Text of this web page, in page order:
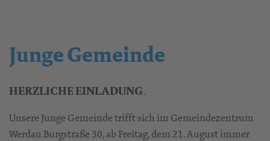
Junge Gemeinde
HERZLICHE EINLADUNG.
Unsere Junge Gemeinde trifft sich im Gemeindezentrum
Werdau Burgstraße 30, ab Freitag, dem 21. August immer